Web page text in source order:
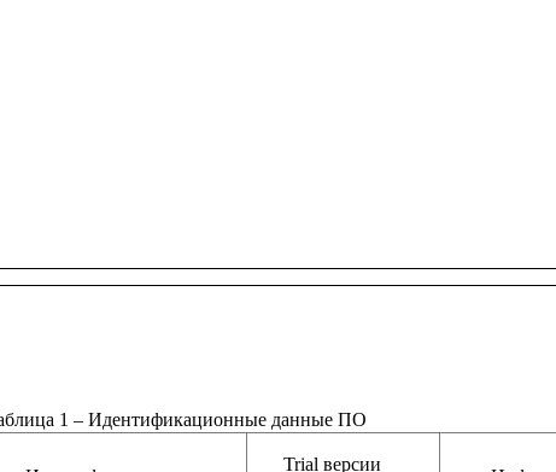
1 – Идентификационные данные ПО
Trial версии